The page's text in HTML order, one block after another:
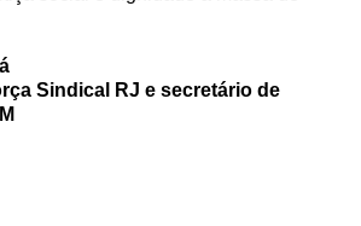
Sindical RJ e secretário de